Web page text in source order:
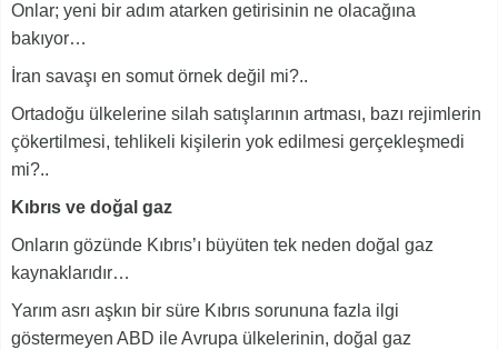
Onlar; yeni bir adım atarken getirisinin ne olacağına
bakıyor…
İran savaşı en somut örnek değil mi?..
Ortadoğu ülkelerine silah satışlarının artması, bazı rejimlerin
çökertilmesi, tehlikeli kişilerin yok edilmesi gerçekleşmedi
mi?..
Kıbrıs ve doğal gaz
Onların gözünde Kıbrıs’ı büyüten tek neden doğal gaz
kaynaklarıdır…
Yarım asrı aşkın bir süre Kıbrıs sorununa fazla ilgi
göstermeyen ABD ile Avrupa ülkelerinin, doğal gaz